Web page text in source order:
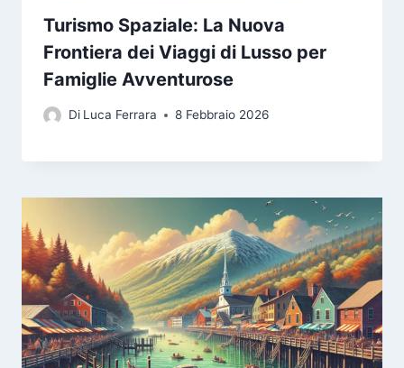
Turismo Spaziale: La Nuova
Frontiera dei Viaggi di Lusso per
Famiglie Avventurose
Di Luca Ferrara 8 Febbraio 2026